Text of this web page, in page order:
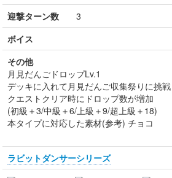
迎撃ターン数 3
ボイス
その他
月見だんごドロップLv.1
デッキに入れて月見だんご収集祭りに挑戦
クエストクリア時にドロップ数が増加
(初級＋3/中級＋6/上級＋9/超上級＋18)
本タイプに対応した素材(参考) チョコ
ラビットダンサーシリーズ